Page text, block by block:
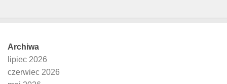
Archiwa
lipiec 2026
czerwiec 2026